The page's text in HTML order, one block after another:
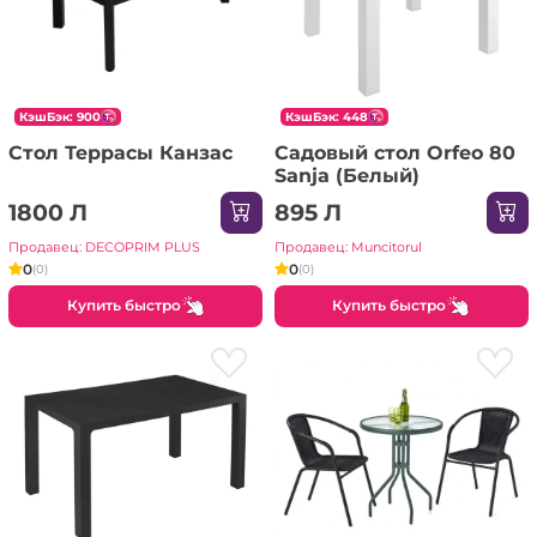
КэшБэк: 900
Стол Террасы Канзас
1800 Л
Продавец: DECOPRIM PLUS
0(0)
Купить быстро
КэшБэк: 448
Садовый стол Orfeo 80
Sanja (Белый)
895 Л
Продавец: Muncitorul
0(0)
Купить быстро